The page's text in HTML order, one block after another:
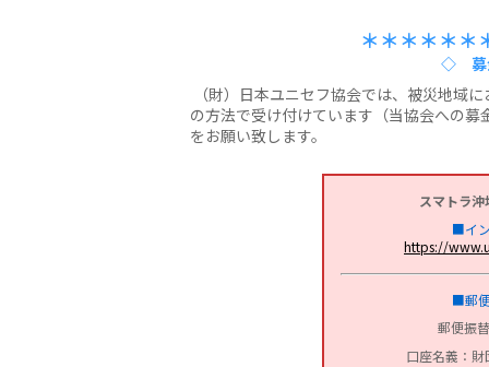
＊＊＊＊＊＊
◇ 募
（財）日本ユニセフ協会では、被災地域
の方法で受け付けています（当協会への
をお願い致します。
スマトラ
■イ
https://
■郵
郵便振
口座名義：